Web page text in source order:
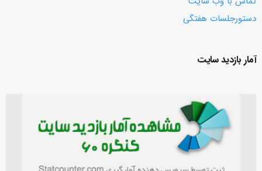
دستورجلسات هفتگی
آمار بازدید سایت